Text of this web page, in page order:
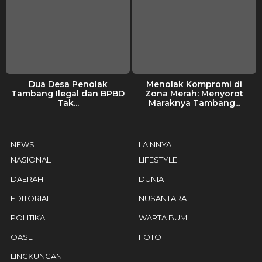
Dua Desa Penolak
Tambang Ilegal dan BPBD
Tak...
Menolak Kompromi di
Zona Merah: Menyorot
Maraknya Tambang...
NEWS
NASIONAL
DAERAH
EDITORIAL
POLITIKA
OASE
LINGKUNGAN
LAINNYA
LIFESTYLE
DUNIA
NUSANTARA
WARTA BUMI
FOTO